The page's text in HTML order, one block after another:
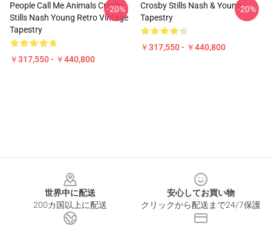
People Call Me Animals Crosby
Stills Nash Young Retro Vintage
Tapestry
￥317,550 - ￥440,800
-20%
Crosby Stills Nash & Young
Tapestry
￥317,550 - ￥440,800
-20%
世界中に配送
200カ国以上に配送
安心してお買い物
クリックから配送まで24/7保護